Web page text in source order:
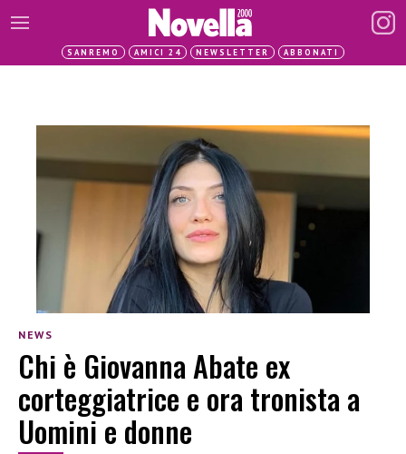
SANREMO AMICI 24 NEWSLETTER ABBONATI
NEWS
Chi è Giovanna Abate ex
corteggiatrice e ora tronista a
Uomini e donne